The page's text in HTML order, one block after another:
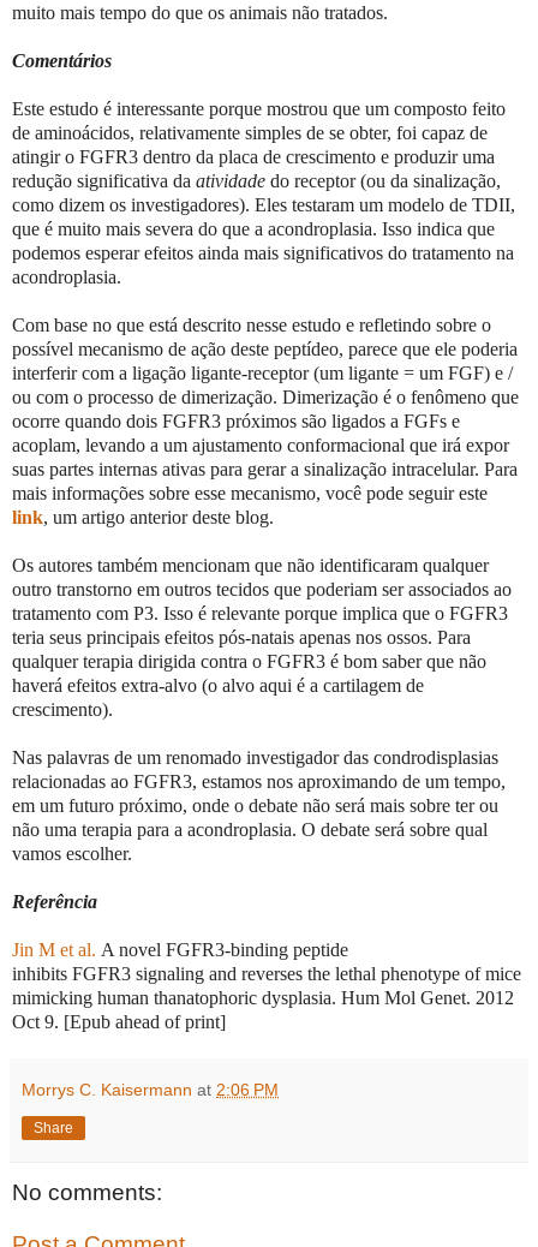
muito mais tempo do que os animais não tratados.
Comentários
Este estudo é interessante porque mostrou que um composto feito
de aminoácidos, relativamente simples de se obter, foi capaz de
atingir o FGFR3 dentro da placa de crescimento e produzir uma
redução significativa da atividade do receptor (ou da sinalização,
como dizem os investigadores). Eles testaram um modelo de TDII,
que é muito mais severa do que a acondroplasia. Isso indica que
podemos esperar efeitos ainda mais significativos do tratamento na
acondroplasia.
Com base no que está descrito nesse estudo e refletindo sobre o
possível mecanismo de ação deste peptídeo, parece que ele poderia
interferir com a ligação ligante-receptor (um ligante = um FGF) e /
ou com o processo de dimerização. Dimerização é o fenômeno que
ocorre quando dois FGFR3 próximos são ligados a FGFs e
acoplam, levando a um ajustamento conformacional que irá expor
suas partes internas ativas para gerar a sinalização intracelular. Para
mais informações sobre esse mecanismo, você pode seguir este
link, um artigo anterior deste blog.
Os autores também mencionam que não identificaram qualquer
outro transtorno em outros tecidos que poderiam ser associados ao
tratamento com P3. Isso é relevante porque implica que o FGFR3
teria seus principais efeitos pós-natais apenas nos ossos. Para
qualquer terapia dirigida contra o FGFR3 é bom saber que não
haverá efeitos extra-alvo (o alvo aqui é a cartilagem de
crescimento).
Nas palavras de um renomado investigador das condrodisplasias
relacionadas ao FGFR3, estamos nos aproximando de um tempo,
em um futuro próximo, onde o debate não será mais sobre ter ou
não uma terapia para a acondroplasia. O debate será sobre qual
vamos escolher.
Referência
Jin M et al. A novel FGFR3-binding peptide
inhibits FGFR3 signaling and reverses the lethal phenotype of mice
mimicking human thanatophoric dysplasia. Hum Mol Genet. 2012
Oct 9. [Epub ahead of print]
Morrys C. Kaisermann at 2:06 PM
Share
No comments: